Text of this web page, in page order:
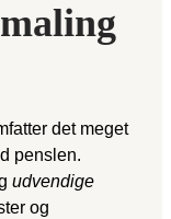
det meget
penslen.
udvendige
og